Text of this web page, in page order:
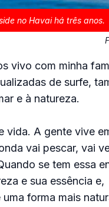
no Havai há três anos.
vivo com minha
de surfe,
e à natureza.
vida. A gente vive
vai pescar, vai
se tem essa
e sua essência e,
forma mais